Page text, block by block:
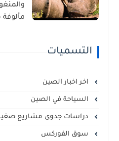
التسميات
اخر اخبار الصين
السياحة في الصين
دراسات جدوى مشاريع
سوق الفوركس